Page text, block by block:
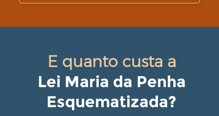
E quanto custa a
Lei Maria da Penha
Esquematizada?